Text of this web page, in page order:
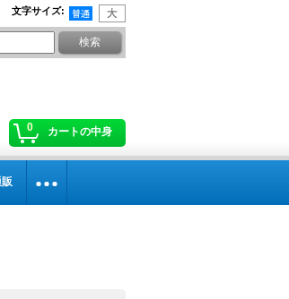
文字サイズ:
0 カートの中身